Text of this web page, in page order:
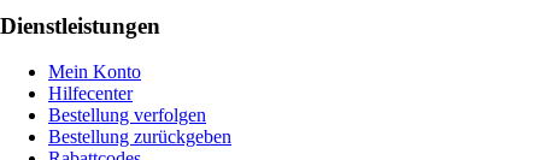
Dienstleistungen
Mein Konto
Hilfecenter
Bestellung verfolgen
Bestellung zurückgeben